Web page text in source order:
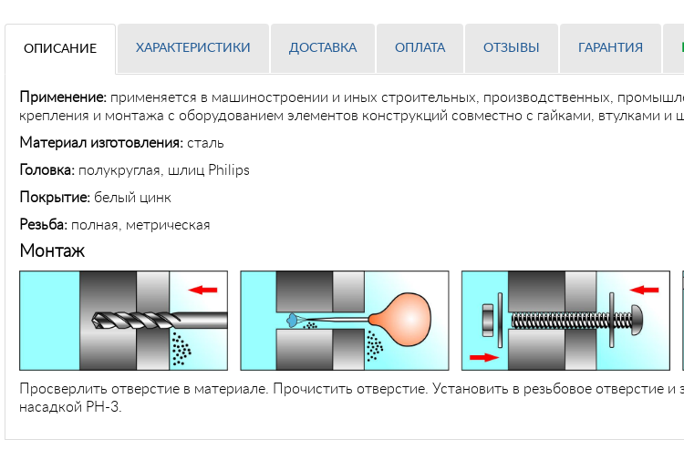
ОПИСАНИЕ ХАРАКТЕРИСТИКИ ДОСТАВКА ОПЛАТА ОТЗЫВЫ ГАРАНТИЯ
Применение: применяется в машиностроении и иных строительных, производственных,
крепления и монтажа с оборудованием элементов конструкций совместно с гайками, втулками
Материал изготовления: сталь
Головка: полукруглая, шлиц Philips
Покрытие: белый цинк
Резьба: полная, метрическая
Монтаж
Просверлить отверстие в материале. Прочистить отверстие. Установить в резьбовое
насадкой PH-3.